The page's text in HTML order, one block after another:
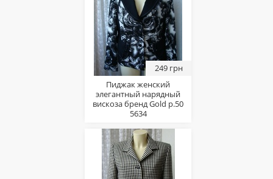
249 грн
Пиджак женский
элегантный нарядный
вискоза бренд Gold р.50
5634